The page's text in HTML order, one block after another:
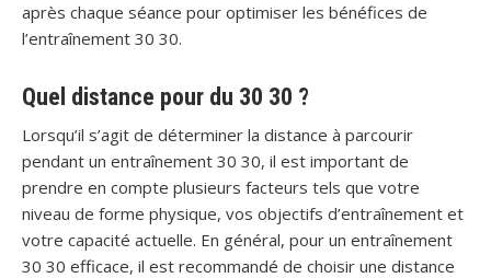
après chaque séance pour optimiser les bénéfices de
l’entraînement 30 30.
Quel distance pour du 30 30 ?
Lorsqu’il s’agit de déterminer la distance à parcourir
pendant un entraînement 30 30, il est important de
prendre en compte plusieurs facteurs tels que votre
niveau de forme physique, vos objectifs d’entraînement et
votre capacité actuelle. En général, pour un entraînement
30 30 efficace, il est recommandé de choisir une distance